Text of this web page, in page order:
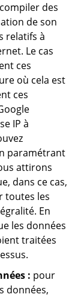
des
de son
relatifs à
Le cas
ces
où cela est
ces
IP à
paramétrant
attirons
dans ce cas,
toutes les
En
les données
traitées
: pour
données,